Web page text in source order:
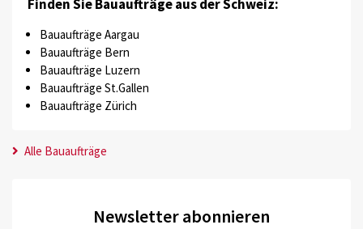
Finden Sie Bauaufträge aus der Schweiz:
Bauaufträge Aargau
Bauaufträge Bern
Bauaufträge Luzern
Bauaufträge St.Gallen
Bauaufträge Zürich
Alle Bauaufträge
Newsletter abonnieren